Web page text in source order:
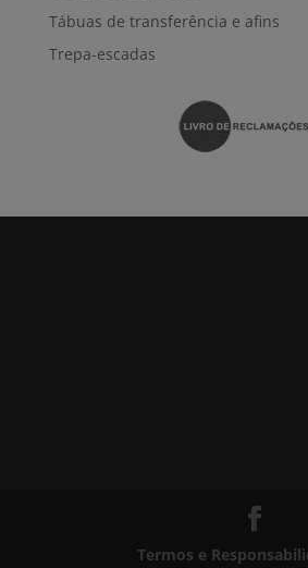
Tábuas de transferência e afins
Trepa-escadas
Termos e